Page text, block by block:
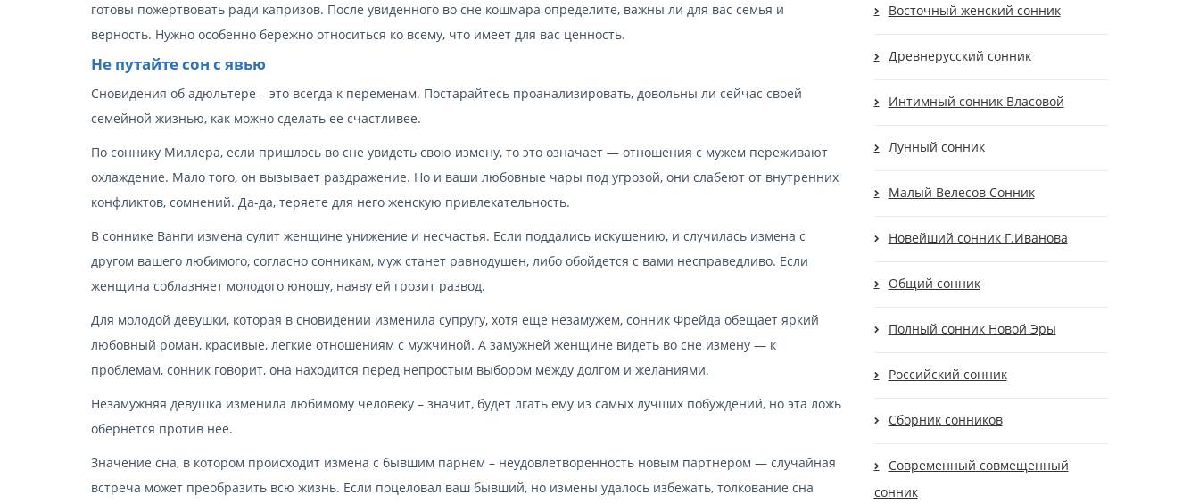
готовы пожертвовать ради капризов. После увиденного во сне кошмара определите, важны ли для вас семья и
верность. Нужно особенно бережно относиться ко всему, что имеет для вас ценность.
Не путайте сон с явью
Сновидения об адюльтере – это всегда к переменам. Постарайтесь проанализировать, довольны ли сейчас своей
семейной жизнью, как можно сделать ее счастливее.
По соннику Миллера, если пришлось во сне увидеть свою измену, то это означает — отношения с мужем переживают
охлаждение. Мало того, он вызывает раздражение. Но и ваши любовные чары под угрозой, они слабеют от внутренних
конфликтов, сомнений. Да-да, теряете для него женскую привлекательность.
В соннике Ванги измена сулит женщине унижение и несчастья. Если поддались искушению, и случилась измена с
другом вашего любимого, согласно сонникам, муж станет равнодушен, либо обойдется с вами несправедливо. Если
женщина соблазняет молодого юношу, наяву ей грозит развод.
Для молодой девушки, которая в сновидении изменила супругу, хотя еще незамужем, сонник Фрейда обещает яркий
любовный роман, красивые, легкие отношениям с мужчиной. А замужней женщине видеть во сне измену — к
проблемам, сонник говорит, она находится перед непростым выбором между долгом и желаниями.
Незамужняя девушка изменила любимому человеку – значит, будет лгать ему из самых лучших побуждений, но эта ложь
обернется против нее.
Значение сна, в котором происходит измена с бывшим парнем – неудовлетворенность новым партнером — случайная
встреча может преобразить всю жизнь. Если поцеловал ваш бывший, но измены удалось избежать, толкование сна
Восточный женский сонник
Древнерусский сонник
Интимный сонник Власовой
Лунный сонник
Малый Велесов Сонник
Новейший сонник Г.Иванова
Общий сонник
Полный сонник Новой Эры
Российский сонник
Сборник сонников
Современный cовмещенный
сонник